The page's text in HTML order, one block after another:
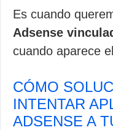
Es cuando
Adsense
cuando aparece
CÓMO
INTENTAR
ADSENSE A